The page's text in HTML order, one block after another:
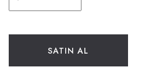
SATIN AL